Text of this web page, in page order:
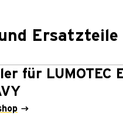
Ersatzteile
für LUMOTEC